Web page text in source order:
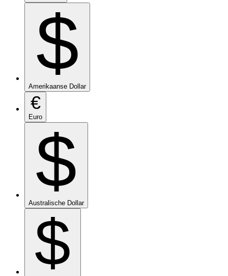
$
Amerikaanse Dollar
€
Euro
$
Australische Dollar
$